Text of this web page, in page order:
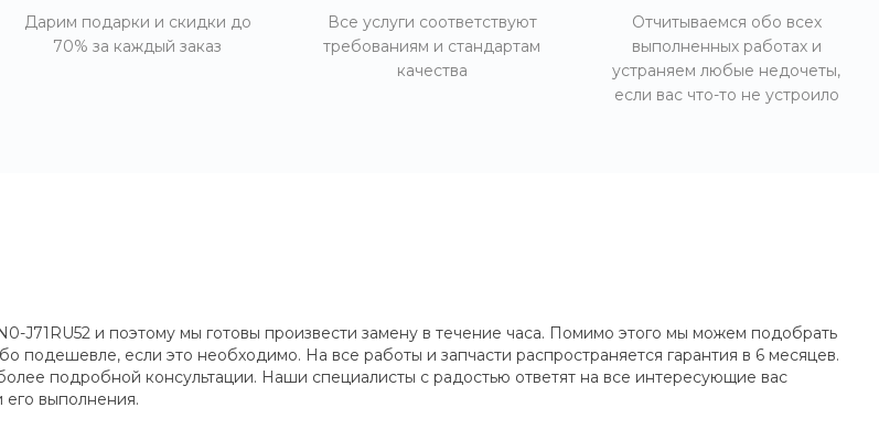
Дарим подарки и скидки до
70% за каждый заказ
Все услуги соответствуют
требованиям и стандартам
качества
Отчитываемся обо всех
выполненных работах и
устраняем любые недочеты,
если вас что-то не устроило
J71RU52 и поэтому мы готовы произвести замену в течение часа. Помимо этого мы можем подобрать
подешевле, если это необходимо. На все работы и запчасти распространяется гарантия в 6 месяцев.
подробной консультации. Наши специалисты с радостью ответят на все интересующие вас
его выполнения.